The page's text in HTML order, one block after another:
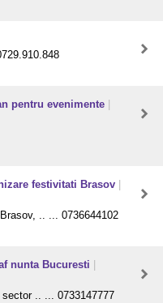
pentru evenimente
festivitati Brasov
.. ... 0736644102
nunta Bucuresti
.. ... 0733147777